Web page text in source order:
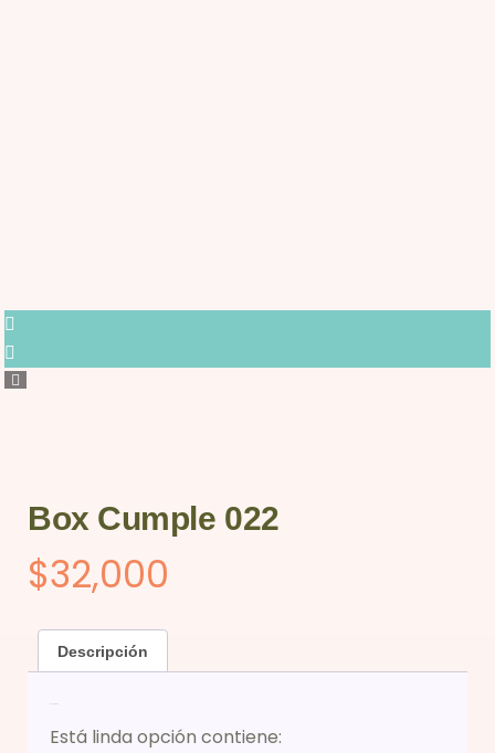
Box Cumple 022
$32,000
Descripción
Está linda opción contiene: